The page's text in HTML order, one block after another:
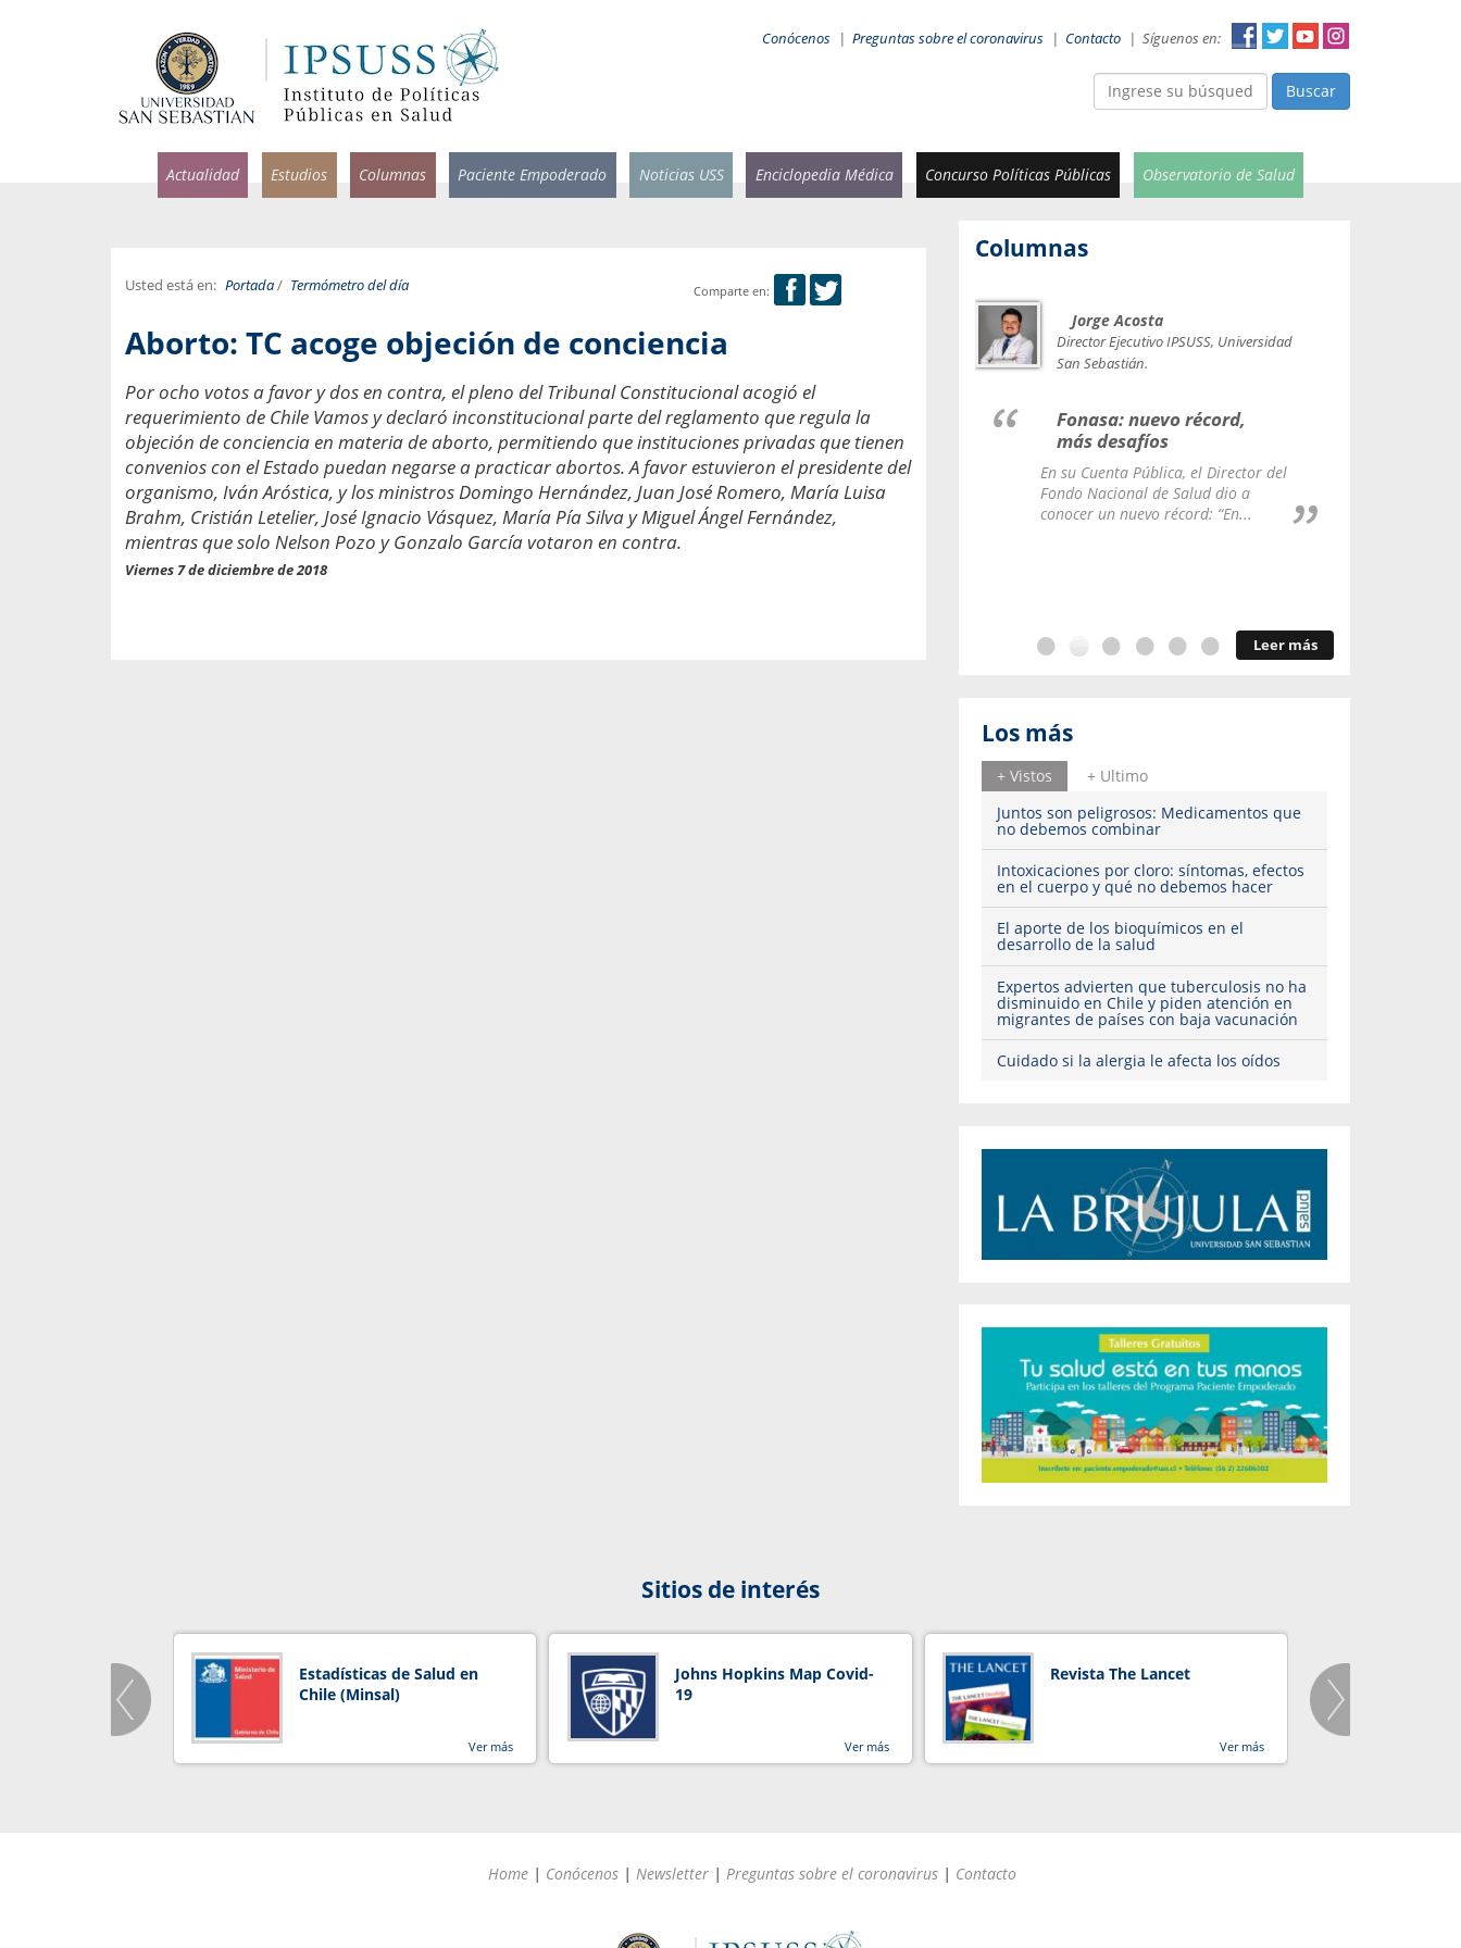
Conócenos | Preguntas sobre el coronavirus | Contacto | Síguenos en:
Buscar
Actualidad Estudios Columnas Paciente Empoderado Noticias USS Enciclopedia Médica Concurso Políticas Públicas Observatorio de Salud
Comparte en:
Usted está en: Portada/ Termómetro del día
Aborto: TC acoge objeción de conciencia
Por ocho votos a favor y dos en contra, el pleno del Tribunal Constitucional acogió el
requerimiento de Chile Vamos y declaró inconstitucional parte del reglamento que regula la
objeción de conciencia en materia de aborto, permitiendo que instituciones privadas que tienen
convenios con el Estado puedan negarse a practicar abortos. A favor estuvieron el presidente del
organismo, Iván Aróstica, y los ministros Domingo Hernández, Juan José Romero, María Luisa
Brahm, Cristián Letelier, José Ignacio Vásquez, María Pía Silva y Miguel Ángel Fernández,
mientras que solo Nelson Pozo y Gonzalo García votaron en contra.
Viernes 7 de diciembre de 2018
Columnas
médicas y
por incapacidad
entregados por la
sobre viajes al extranjero
que deben hacer...
Infectólogo y profesor asistente de
Medicina, Universidad San Sebastián
Pandemias del mañana
Usamos la palabra pandemia cuando
una enfermedad contagiosa se
propaga a un gran número de...
Decana facultad de Odontología,
¿Cuándo será urgente la
salud bucal?
En Chile, nadie muere de caries ni de
enfermedades periodontales. Sin
embargo, estas son las...
Jorge Acosta
Director Ejecutivo IPSUSS, Universidad
San Sebastián.
Fonasa: nuevo récord,
más desafíos
En su Cuenta Pública, el Director del
Fondo Nacional de Salud dio a
conocer un nuevo récord: “En...
Leer más
Los más
+ Vistos
+ Ultimo
Juntos son peligrosos: Medicamentos que
no debemos combinar
Intoxicaciones por cloro: síntomas, efectos
en el cuerpo y qué no debemos hacer
El aporte de los bioquímicos en el
desarrollo de la salud
Expertos advierten que tuberculosis no ha
disminuido en Chile y piden atención en
migrantes de países con baja vacunación
Cuidado si la alergia le afecta los oídos
Sitios de interés
Estadísticas de Salud en
Chile (Minsal)
Ver más
Johns Hopkins Map Covid-
19
Ver más
Revista The Lancet
Ver más
Home | Conócenos | Newsletter | Preguntas sobre el coronavirus | Contacto